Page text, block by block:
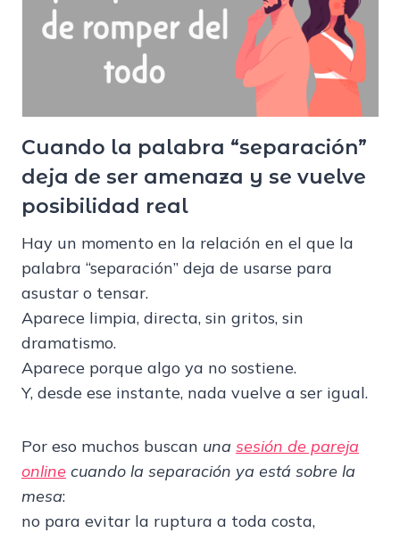
Cuando la palabra “separación”
deja de ser amenaza y se vuelve
posibilidad real
Hay un momento en la relación en el que la
palabra “separación” deja de usarse para
asustar o tensar.
Aparece limpia, directa, sin gritos, sin
dramatismo.
Aparece porque algo ya no sostiene.
Y, desde ese instante, nada vuelve a ser igual.
Por eso muchos buscan una sesión de pareja
online cuando la separación ya está sobre la
mesa:
no para evitar la ruptura a toda costa,